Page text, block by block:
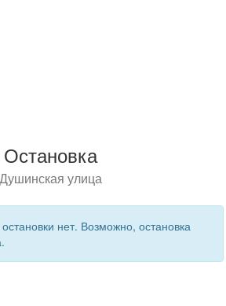
Остановка
Душинская улица
нет. Возможно, остановка